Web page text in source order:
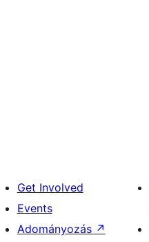
Get Involved
Events
Adományozás ↗